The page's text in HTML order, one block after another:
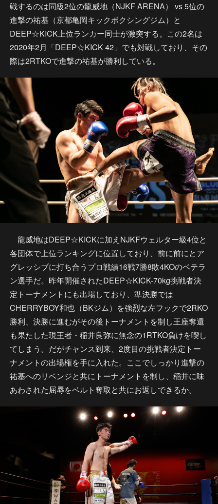
戦するのは同級2位の龍威地（NJKF ARENA） vs 5位の
進撃の祐基（京都亀岡キックボクシングジム）と
DEEP☆KICK上位ランカー同士が激突する。この2名は
2020年2月「DEEP☆KICK 42」でも対戦しており、その
際は2RTKOで進撃の祐基が勝利している。
龍威地はDEEP☆KICKに加えNJKFウェルター級4位と
各団体で上位ランキングに位置しており、前に前にとア
グレッシブに打ち合うプロ戦績16戦7勝8敗4KOのベテラ
ン選手だ。昨年開催されたDEEP☆KICK-70kg挑戦者決
定トーナメントにも出場しており、準決勝では
CHERRYBOY和也（BKジム）を強烈な左フックで2RKO
勝利、決勝に進むがその後トーナメントを制し王座奪還
も果たした現王者・稲井良弥に無念の1RTKO負けを喫し
てしまう。だがチャンス到来、2度目の挑戦者決定トー
ナメントの出場権を手に入れた。ここでしっかり進撃の
祐基へのリベンジと共にトーナメントを制し、稲井に味
あわされた屈辱をベルト奪取と共にお返しできるか。